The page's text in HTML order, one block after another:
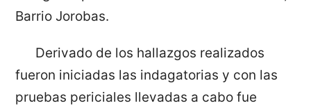
Barrio Jorobas.
Derivado de los hallazgos realizados
fueron iniciadas las indagatorias y con las
pruebas periciales llevadas a cabo fue